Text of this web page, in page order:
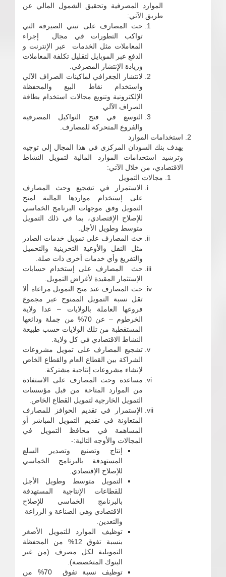
الموارد المصرفية وتحقيق الشمول المالي عن
طريق الآتي:
حث المصارف على تبني الصيرفة التي
تواكب التطورات في مجال إجراء
المعاملات مثل الخدمات عبر الإنترنت و
الدفع عبر الموبايل لتقليل تكلفة المعاملات
وزيادة الإنتشار المصرفي.
لانتشار الجغرافي لماكينات الصراف الآلي
واستخدام نقاط البيع والمحفظة
الإلكترونية وتنويع مجالات استخدام بطاقة
الصراف الآلي.
التوسع في فتح التواكيل المصرفية
والفروع المتحركة للمصارف.
استخدامات الموارد
يهدف بنك السودان المركزي في هذا المجال إلى توجيه
وترشيد استخدامات الموارد المالية لتمويل النشاط
الاقتصادي، من خلال الآتي:
مجالات التمويل
الاستمرار في تشجيع وحث المصارف
على إستخدام مواردها المالية لمنح
التمويل وفق موجهات البرنامج الخماسي
للإصلاح الإقتصادي، بما في ذلك التمويل
متوسط وطويل الأجل.
حث المصارف على تمويل خدمات الصادر
مثل النقل والأوعية التخزينية والتحميل
والتفريغ وأي خدمات أخرى ذات صلة.
حث المصارف على إستخدام حسابات
الإستثمار المقيدة لأغراض التمويل.
حث المصارف عند منح التمويل مراعاة ألا
تقل نسبة التمويل الممنوح عبر مجموع
فروعها العاملة بالولايات – عدا ولاية
الخرطوم – عن 70% من جملة ودائعها
المستقطبة من تلك الولايات حسب طبيعة
النشاط الاقتصادي في كل ولاية.
تشجيع المصارف على تمويل مشروعات
الشراكة بين القطاع العام والقطاع الخاص
لإنشاء مشروعات إنتاجية مشتركة.
مساعدة وحث المصارف على الاستفادة
من الموارد المتاحة من قبل مؤسسات
التمويل الخارجية لتمويل القطاع الخاص.
الإستمرار في تقديم الحوافز للمصارف
المتعاونة في تقديم التمويل المباشر أو
المساهمة في محافظ التمويل في
المجالات والأوجه التالية:-
إنتاج وتصنيع وتصدير السلع
المستهدفة بالبرنامج الخماسي
للإصلاح الإقتصادي.
التمويل متوسط وطويل الأجل
للقطاعات الإنتاجية المستهدفة
بالبرنامج الخماسي للإصلاح
الاقتصادي وهي الصناعة و الزراعة
والتعدين.
توظيف الموارد للتمويل الأصغر
بنسبة تفوق 12% من المحفظة
التمويلية لكل مصرف (من غير
البنوك المتخصصة).
توظيف نسبة تفوق 70% من